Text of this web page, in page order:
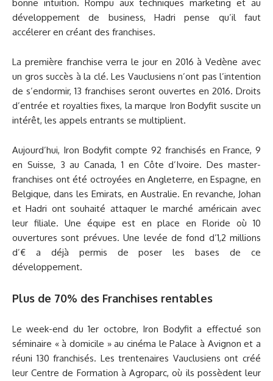
bonne intuition. Rompu aux techniques marketing et au
développement de business, Hadri pense qu’il faut
accélerer en créant des franchises.
La première franchise verra le jour en 2016 à Vedène avec
un gros succès à la clé. Les Vauclusiens n’ont pas l’intention
de s’endormir, 13 franchises seront ouvertes en 2016. Droits
d’entrée et royalties fixes, la marque Iron Bodyfit suscite un
intérêt, les appels entrants se multiplient.
Aujourd’hui, Iron Bodyfit compte 92 franchisés en France, 9
en Suisse, 3 au Canada, 1 en Côte d’Ivoire. Des master-
franchises ont été octroyées en Angleterre, en Espagne, en
Belgique, dans les Emirats, en Australie. En revanche, Johan
et Hadri ont souhaité attaquer le marché américain avec
leur filiale. Une équipe est en place en Floride où 10
ouvertures sont prévues. Une levée de fond d’1,2 millions
d’€ a déjà permis de poser les bases de ce
développement.
Plus de 70% des Franchises rentables
Le week-end du 1er octobre, Iron Bodyfit a effectué son
séminaire « à domicile » au cinéma le Palace à Avignon et a
réuni 130 franchisés. Les trentenaires Vauclusiens ont créé
leur Centre de Formation à Agroparc, où ils possèdent leur